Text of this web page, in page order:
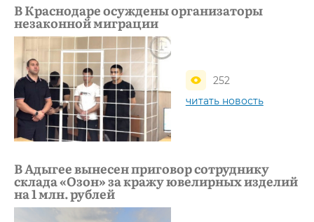
В Краснодаре осуждены организаторы
незаконной миграции
252
читать новость
В Адыгее вынесен приговор сотруднику
склада «Озон» за кражу ювелирных изделий
на 1 млн. рублей